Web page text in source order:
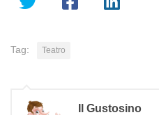
Tag: Teatro
Il Gustosino